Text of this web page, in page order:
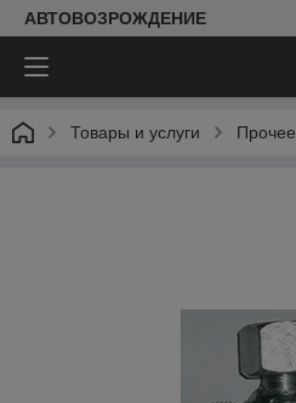
АВТОВОЗРОЖДЕНИЕ
Товары и услуги Прочее